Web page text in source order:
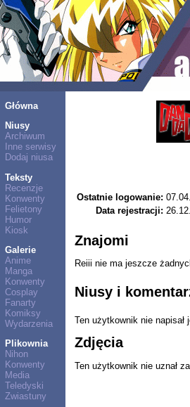
Główna
Niusy
Archiwum
Inne serwisy
Dodaj niusa
Teksty
Recenzje
Konwenty
Felietony
Humor
Kiosk
Galerie
Anime
Manga
Konwenty
Cosplay
Fanarty
Komiksy
Wydarzenia
Plikownia
Nihon
Konwenty
Media
Teledyski
Zwiastuny
Ostatnie logowanie:
Data rejestracji:
Znajomi
Reiii nie ma jeszcze
Niusy i
Ten użytkownik nie napisał
Zdjęcia
Ten użytkownik nie uznał